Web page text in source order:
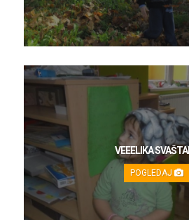
VEEELIKA
POGLEDAJ